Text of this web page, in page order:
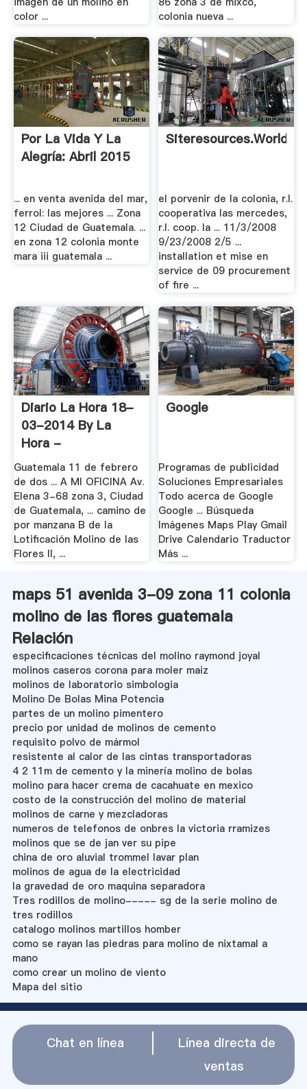
color ...
colonia nueva ...
Por La Vida Y La
Alegría: Abril 2015
... en venta avenida del mar,
ferrol: las mejores ... Zona
12 Ciudad de Guatemala. ...
en zona 12 colonia monte
mara iii guatemala ...
el porvenir de la colonia, r.l.
cooperativa las mercedes,
r.l. coop. la ... 11/3/2008
9/23/2008 2/5 ...
installation et mise en
service de 09 procurement
of fire ...
Diario La Hora 18-
03-2014 By La
Hora -
Guatemala 11 de febrero
de dos ... A MI OFICINA Av.
Elena 3-68 zona 3, Ciudad
de Guatemala, ... camino de
por manzana B de la
Lotificación Molino de las
Flores II, ...
Google
Programas de publicidad
Soluciones Empresariales
Todo acerca de Google
Google ... Búsqueda
Imágenes Maps Play Gmail
Drive Calendario Traductor
Más ...
maps 51 avenida 3-09 zona 11 colonia
molino de las flores guatemala
Relación
especificaciones técnicas del molino raymond joyal
molinos caseros corona para moler maiz
molinos de laboratorio simbologia
Molino De Bolas Mina Potencia
partes de un molino pimentero
precio por unidad de molinos de cemento
requisito polvo de mármol
resistente al calor de las cintas transportadoras
4 2 11m de cemento y la minería molino de bolas
molino para hacer crema de cacahuate en mexico
costo de la construcción del molino de material
molinos de carne y mezcladoras
numeros de telefonos de onbres la victoria rramizes
molinos que se de jan ver su pipe
china de oro aluvial trommel lavar plan
molinos de agua de la electricidad
la gravedad de oro maquina separadora
Tres rodillos de molino----- sg de la serie molino de
tres rodillos
catalogo molinos martillos homber
como se rayan las piedras para molino de nixtamal a
mano
como crear un molino de viento
Mapa del sitio
Chat en línea
Línea directa de
ventas